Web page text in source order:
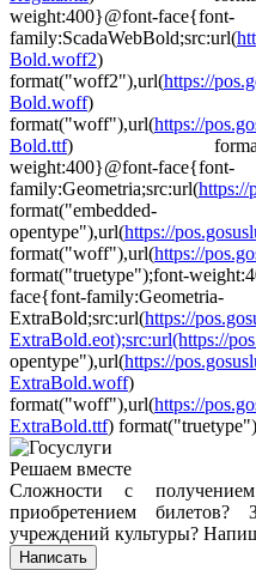
weight:400}@font-face{font-
family:ScadaWebBold;src:url(
Bold.woff2)
format("woff2"),url(https://
Bold.woff)
format("woff"),url(https://
Bold.ttf)
weight:400}@font-face{font-
family:Geometria;src:url(https://
format("embedded-
opentype"),url(https://
format("woff"),url(https://
format("truetype");font-
face{font-family:Geometria-
ExtraBold;src:url(https://
ExtraBold.eot);src:url(https://
opentype"),url(https://
ExtraBold.woff)
format("woff"),url(https://
ExtraBold.ttf)
Решаем вместе
Сложности с
приобретением билетов?
учреждений культуры?
Написать